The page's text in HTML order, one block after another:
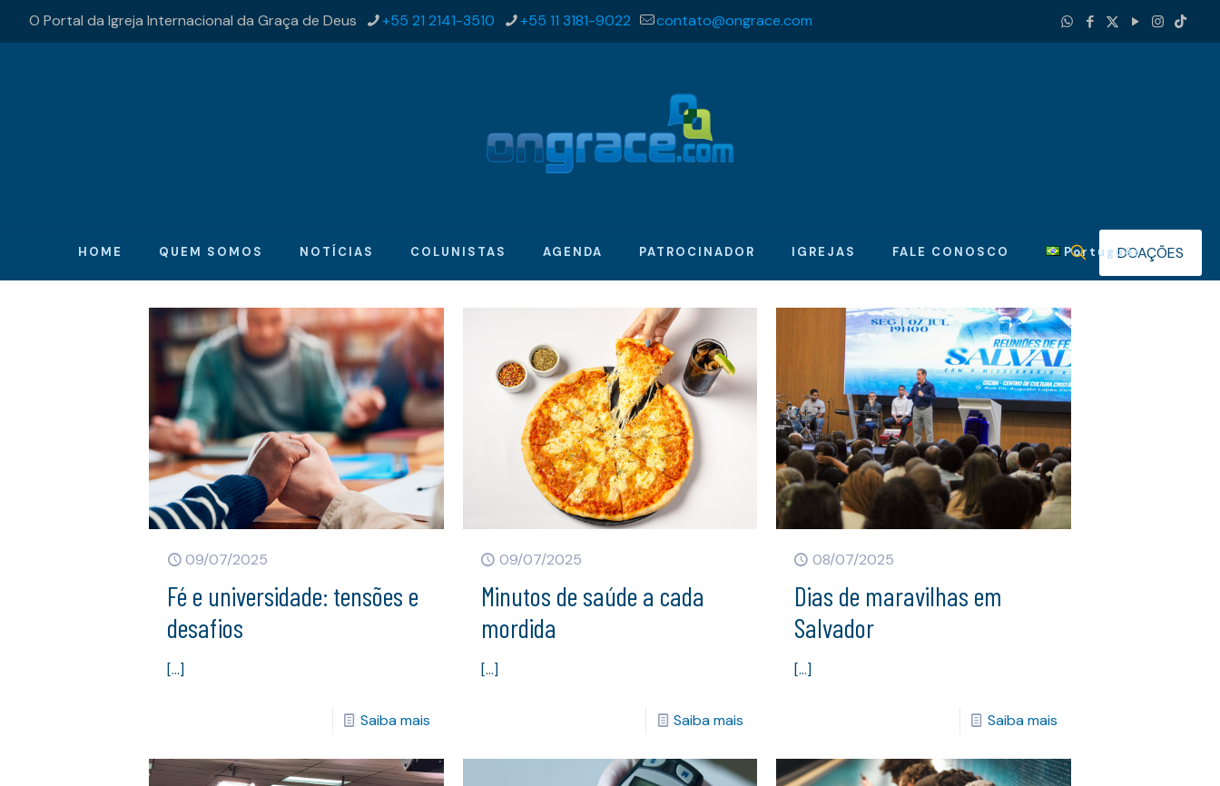
O Portal da Igreja Internacional da Graça de Deus +55 21 2141-3510 +55 11 3181-9022 contato@ongrace.com
HOME QUEM SOMOS NOTÍCIAS COLUNISTAS AGENDA PATROCINADOR IGREJAS FALE CONOSCO PortuguêsDOAÇÕES
09/07/2025
Fé e universidade: tensões e
desafios
[…]
Saiba mais
09/07/2025
Minutos de saúde a cada
mordida
[…]
Saiba mais
08/07/2025
Dias de maravilhas em
Salvador
[…]
Saiba mais